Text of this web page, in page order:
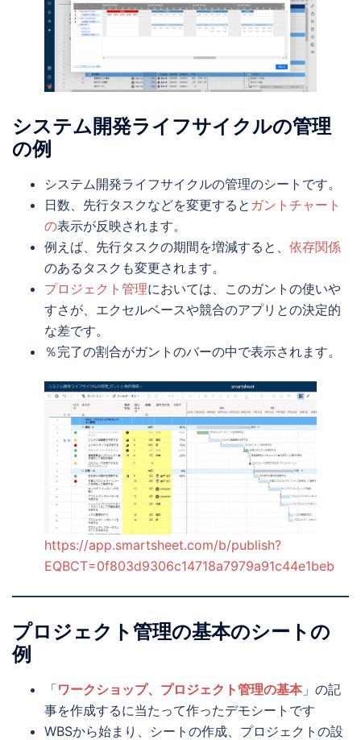
システム開発ライフサイクルの管理
の例
システム開発ライフサイクルの管理のシートです。
日数、先行タスクなどを変更すると ガントチャート
の表示が反映されます。
例えば、先行タスクの期間を増減すると、 依存関係
のあるタスクも変更されます。
プロジェクト管理においては、このガントの使いや
すさが、エクセルベースや競合のアプリとの決定的
な差です。
％完了の割合がガントのバーの中で表示されます。
https://app.smartsheet.com/b/publish?
EQBCT=0f803d9306c14718a7979a91c44e1beb
プロジェクト管理の基本のシートの
例
「ワークショップ、プロジェクト管理の基本」の記
事を作成するに当たって作ったデモシートです
WBSから始まり、シートの作成、プロジェクトの設